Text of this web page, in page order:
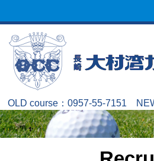
OLD course： 0957-55-7151